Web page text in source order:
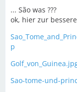
... São was ???
ok, hier zur
p
Sao-tome-und-